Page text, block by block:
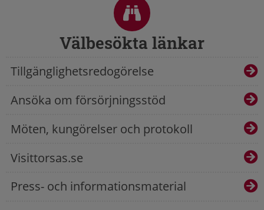
Välbesökta länkar
Tillgänglighetsredogörelse
Ansöka om försörjningsstöd
Möten, kungörelser och protokoll
Visittorsas.se
Press- och informationsmaterial